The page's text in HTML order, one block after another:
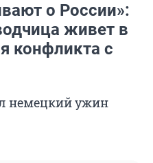
о России»:
живет в
конфликта с
немецкий ужин